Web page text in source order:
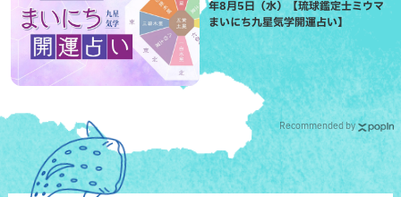
年8月5日（水）【琉球鑑定士ミウマ
まいにち九星気学開運占い】
Recommended by